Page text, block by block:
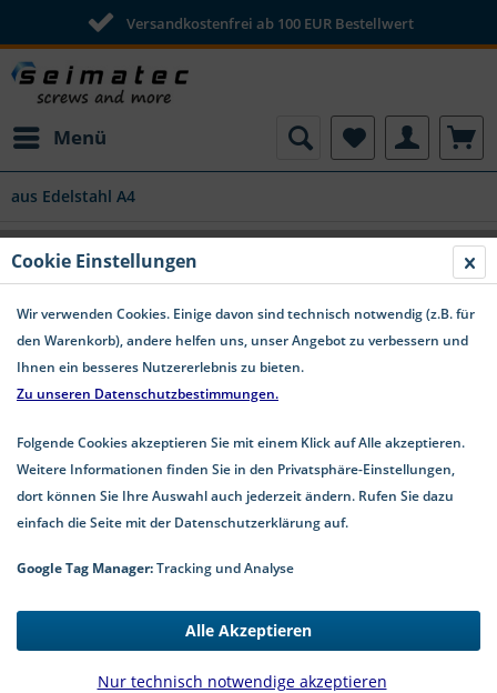
Versandkostenfrei ab 100 EUR Bestellwert
Menü
aus Edelstahl A4
Hutmuttern Edelstahl A4 DIN 1587 hohe
Form
0,10 € *
*inkl. MwSt.zzgl. Versandkosten
2-5 Werktage Lieferzeit
Cookie Einstellungen
Wir verwenden Cookies. Einige davon sind technisch notwendig (z.B. für
den Warenkorb), andere helfen uns, unser Angebot zu verbessern und
Ihnen ein besseres Nutzererlebnis zu bieten.
Zu unseren Datenschutzbestimmungen.
Folgende Cookies akzeptieren Sie mit einem Klick auf Alle akzeptieren.
Weitere Informationen finden Sie in den Privatsphäre-Einstellungen,
dort können Sie Ihre Auswahl auch jederzeit ändern. Rufen Sie dazu
einfach die Seite mit der Datenschutzerklärung auf.
Google Tag Manager:Tracking und Analyse
Nur technisch notwendige akzeptieren
Alle Akzeptieren